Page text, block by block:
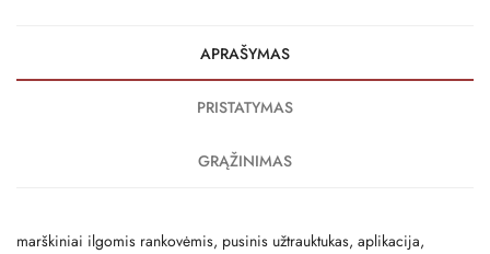
APRAŠYMAS
PRISTATYMAS
GRĄŽINIMAS
marškiniai ilgomis rankovėmis, pusinis užtrauktukas, aplikacija,